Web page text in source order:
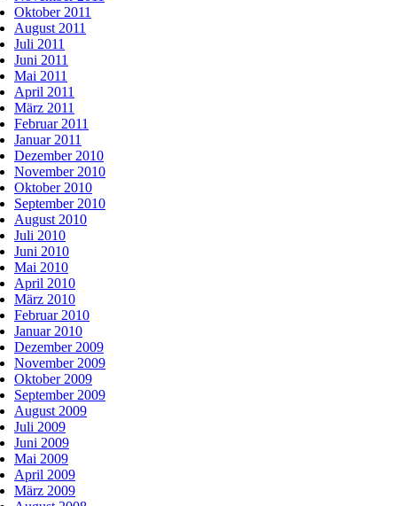
Oktober 2011
August 2011
Juli 2011
Juni 2011
Mai 2011
April 2011
März 2011
Februar 2011
Januar 2011
Dezember 2010
November 2010
Oktober 2010
September 2010
August 2010
Juli 2010
Juni 2010
Mai 2010
April 2010
März 2010
Februar 2010
Januar 2010
Dezember 2009
November 2009
Oktober 2009
September 2009
August 2009
Juli 2009
Juni 2009
Mai 2009
April 2009
März 2009